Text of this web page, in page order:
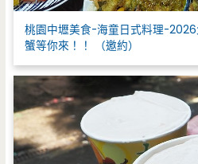
桃園中壢美食-海童日式料理-
蟹等你來！！ （邀約）